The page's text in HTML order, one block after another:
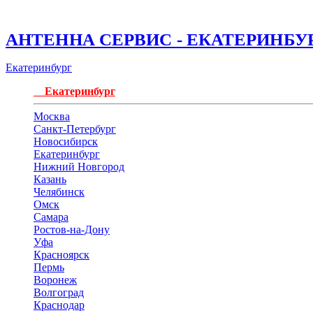
АНТЕННА СЕРВИС -
Екатеринбург
Екатеринбург
Москва
Санкт-Петербург
Новосибирск
Екатеринбург
Нижний Новгород
Казань
Челябинск
Омск
Самара
Ростов-на-Дону
Уфа
Красноярск
Пермь
Воронеж
Волгоград
Краснодар